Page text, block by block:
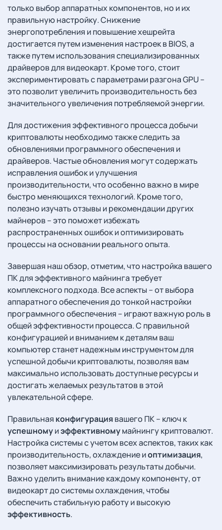
только выбор аппаратных компонентов, но и их
правильную настройку. Снижение
энергопотребления и повышение хешрейта
достигается путем изменения настроек в BIOS, а
также путем использования специализированных
драйверов для видеокарт. Кроме того, стоит
экспериментировать с параметрами разгона GPU –
это позволит увеличить производительность без
значительного увеличения потребляемой энергии.
Для достижения эффективного процесса добычи
криптовалюты необходимо также следить за
обновлениями программного обеспечения и
драйверов. Частые обновления могут содержать
исправления ошибок и улучшения
производительности, что особенно важно в мире
быстро меняющихся технологий. Кроме того,
полезно изучать отзывы и рекомендации других
майнеров – это поможет избежать
распространенных ошибок и оптимизировать
процессы на основании реального опыта.
Завершая наш обзор, отметим, что настройка вашего
ПК для эффективного майнинга требует
комплексного подхода. Все аспекты – от выбора
аппаратного обеспечения до тонкой настройки
программного обеспечения – играют важную роль в
общей эффективности процесса. С правильной
конфигурацией и вниманием к деталям ваш
компьютер станет надежным инструментом для
успешной добычи криптовалюты, позволяя вам
максимально использовать доступные ресурсы и
достигать желаемых результатов в этой
увлекательной сфере.
Правильная конфигурациявашего ПК – ключ к
успешномуиэффективномумайнингу криптовалют.
Настройка системы с учетом всех аспектов, таких как
производительность, охлаждение иоптимизация,
позволяет максимизировать результаты добычи.
Важно уделить внимание каждому компоненту, от
видеокарт до системы охлаждения, чтобы
обеспечить стабильную работу и высокую
эффективность.